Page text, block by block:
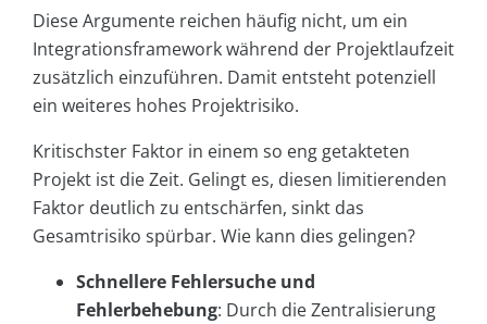
Diese Argumente reichen häufig nicht, um ein
Integrationsframework während der Projektlaufzeit
zusätzlich einzuführen. Damit entsteht potenziell
ein weiteres hohes Projektrisiko.
Kritischster Faktor in einem so eng getakteten
Projekt ist die Zeit. Gelingt es, diesen limitierenden
Faktor deutlich zu entschärfen, sinkt das
Gesamtrisiko spürbar. Wie kann dies gelingen?
Schnellere Fehlersuche und
Fehlerbehebung: Durch die Zentralisierung